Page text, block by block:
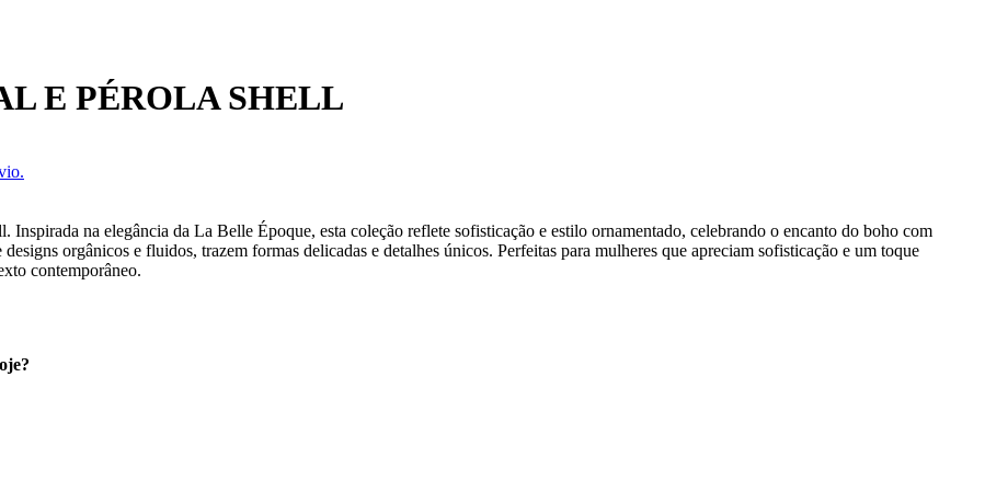
E PÉROLA SHELL
Inspirada na elegância da La Belle Époque, esta coleção reflete sofisticação e estilo ornamentado, celebrando o encanto do boho com
orgânicos e fluidos, trazem formas delicadas e detalhes únicos. Perfeitas para mulheres que apreciam sofisticação e um toque
contemporâneo.